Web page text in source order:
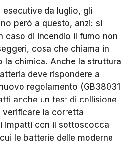
esecutive da luglio, gli
però a questo, anzi: si
caso di incendio il fumo non
cosa che chiama in
la chimica. Anche la struttura
deve rispondere a
regolamento (GB38031
anche un test di collisione
la corretta
impatti con il sottoscocca
le batterie delle moderne